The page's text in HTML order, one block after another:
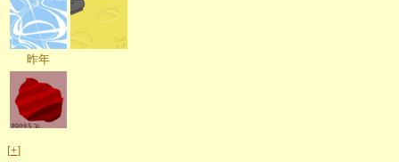
昨年
[+]